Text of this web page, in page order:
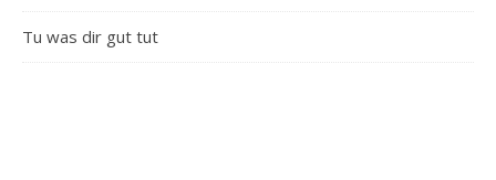
Tu was dir gut tut